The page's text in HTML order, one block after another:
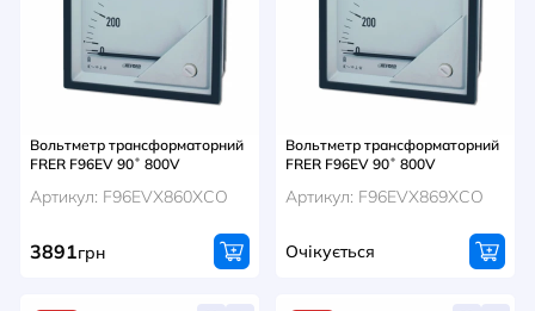
КОНТАКТИ
СИСТЕМИ ШИНОПРОВОДІВ ТА СТРУМОПРОВОДІВ
Вольтметр трансформаторний
FRER F96EV 90˚ 800V
Артикул: F96EVX860XCO
3891грн
Вольтметр трансформаторний
FRER F96EV 90˚ 800V
Артикул: F96EVX869XCO
Очікується